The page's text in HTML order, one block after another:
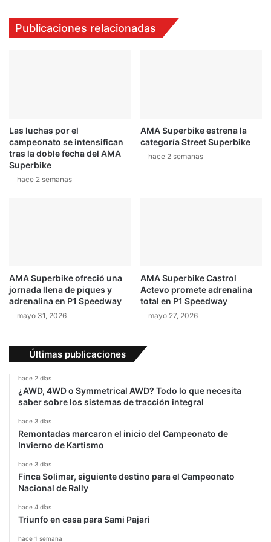
Publicaciones relacionadas
Las luchas por el
campeonato se intensifican
tras la doble fecha del AMA
Superbike
hace 2 semanas
AMA Superbike estrena la
categoría Street Superbike
hace 2 semanas
AMA Superbike ofreció una
jornada llena de piques y
adrenalina en P1 Speedway
mayo 31, 2026
AMA Superbike Castrol
Actevo promete adrenalina
total en P1 Speedway
mayo 27, 2026
Últimas publicaciones
hace 2 días
¿AWD, 4WD o Symmetrical AWD? Todo lo que necesita
saber sobre los sistemas de tracción integral
hace 3 días
Remontadas marcaron el inicio del Campeonato de
Invierno de Kartismo
hace 3 días
Finca Solimar, siguiente destino para el Campeonato
Nacional de Rally
hace 4 días
Triunfo en casa para Sami Pajari
hace 1 semana